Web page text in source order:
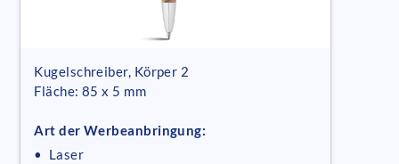
Kugelschreiber, Körper 2
Fläche: 85 x 5 mm
Art der Werbeanbringung:
• Laser